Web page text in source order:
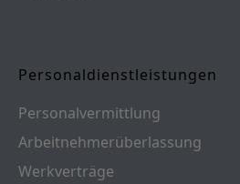
Personaldienstleistungen
Personalvermittlung
Arbeitnehmerüberlassung
Werkverträge